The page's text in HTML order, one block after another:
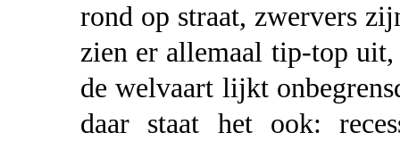
rond op straat, zwervers
zien er allemaal tip-top
de welvaart lijkt
daar staat het ook: